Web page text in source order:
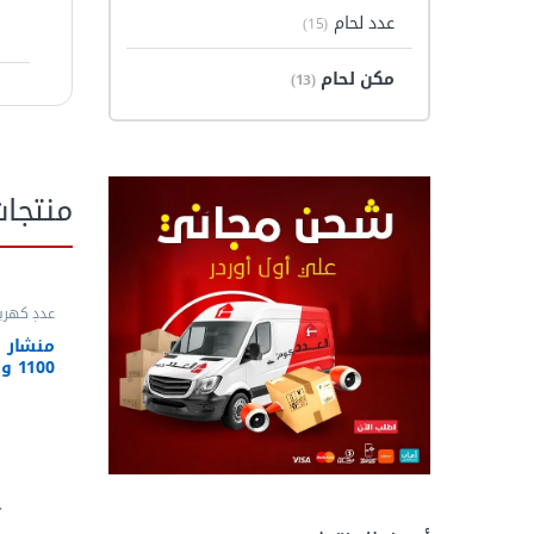
عدد
منشار
عدد لحام (15)
مكن لحام (13)